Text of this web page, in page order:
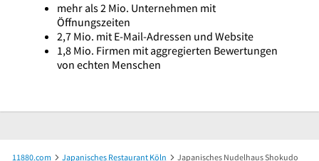
mehr als 2 Mio. Unternehmen mit
Öffnungszeiten
2,7 Mio. mit E-Mail-Adressen und Website
1,8 Mio. Firmen mit aggregierten Bewertungen
von echten Menschen
11880.com Japanisches Restaurant Köln Japanisches Nudelhaus Shokudo